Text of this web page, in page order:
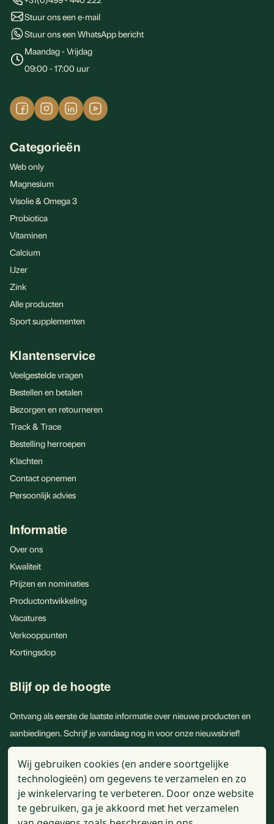
Stuur ons een e-mail
Stuur ons een WhatsApp bericht
Maandag - Vrijdag
09:00 - 17:00 uur
Categorieën
Web only
Magnesium
Visolie & Omega 3
Probiotica
Vitaminen
Calcium
IJzer
Zink
Alle producten
Sport supplementen
Klantenservice
Veelgestelde vragen
Bestellen en betalen
Bezorgen en retourneren
Track & Trace
Bestelling herroepen
Klachten
Contact opnemen
Persoonlijk advies
Informatie
Over ons
Kwaliteit
Prijzen en nominaties
Productontwikkeling
Vacatures
Verkooppunten
Kortingsdop
Blijf op de hoogte
Ontvang als eerste de laatste informatie over nieuwe producten en
aanbiedingen. Schrijf je vandaag nog in voor onze nieuwsbrief!
E-
mailadres
Wij gebruiken cookies (en andere soortgelijke
technologieën) om gegevens te verzamelen en zo
je winkelervaring te verbeteren. Door onze website
te gebruiken, ga je akkoord met het verzamelen